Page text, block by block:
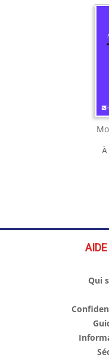
À
Qui